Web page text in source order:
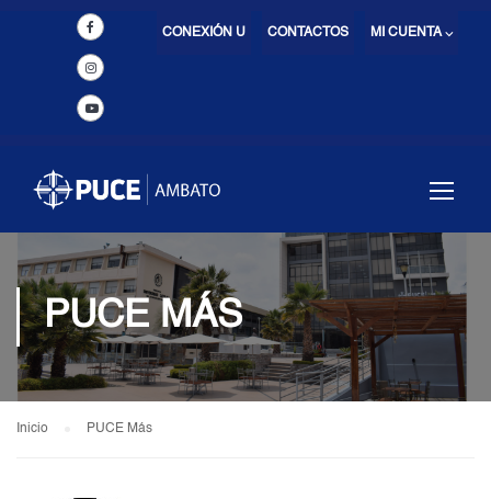
MI CUENTA ⌵
CONTACTOS
CONEXIÓN U
PUCE MÁS
Inicio PUCE Más